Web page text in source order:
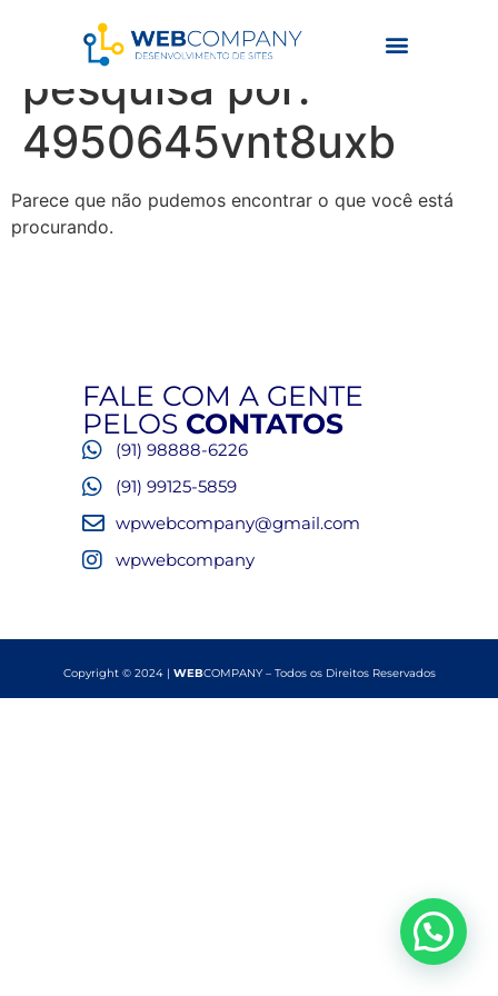
Resultados da
pesquisa por:
4950645vnt8uxb
Parece que não pudemos encontrar o que você está
procurando.
FALE COM A GENTE
PELOS CONTATOS
(91) 98888-6226
(91) 99125-5859
wpwebcompany@gmail.com
wpwebcompany
Copyright © 2024 | WEBCOMPANY – Todos os Direitos Reservados